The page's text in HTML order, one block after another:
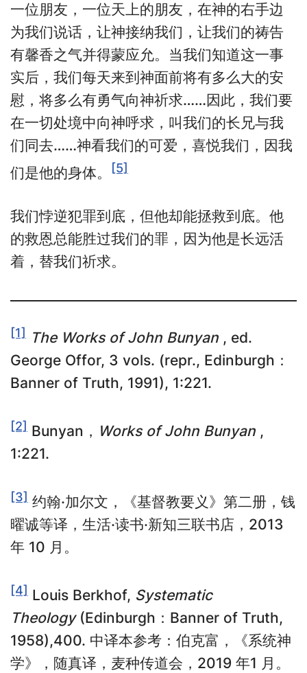
一位朋友，一位天上的朋友，在神的右手边
为我们说话，让神接纳我们，让我们的祷告
有馨香之气并得蒙应允。当我们知道这一事
实后，我们每天来到神面前将有多么大的安
慰，将多么有勇气向神祈求……因此，我们要
在一切处境中向神呼求，叫我们的长兄与我
们同去……神看我们的可爱，喜悦我们，因我
们是他的身体。
[5]
我们悖逆犯罪到底，但他却能拯救到底。他
的救恩总能胜过我们的罪，因为他是长远活
着，替我们祈求。
[1] The Works of John Bunyan , ed.
George Offor, 3 vols. (repr., Edinburgh：
Banner of Truth, 1991), 1:221.
[2] Bunyan， Works of John Bunyan ,
1:221.
[3] 约翰·加尔文，《基督教要义》第二册，钱
曜诚等译，生活·读书·新知三联书店，2013
年 10 月。
[4] Louis Berkhof, Systematic
Theology (Edinburgh：Banner of Truth,
1958),400. 中译本参考：伯克富，《系统神
学》，随真译，麦种传道会，2019 年1 月。